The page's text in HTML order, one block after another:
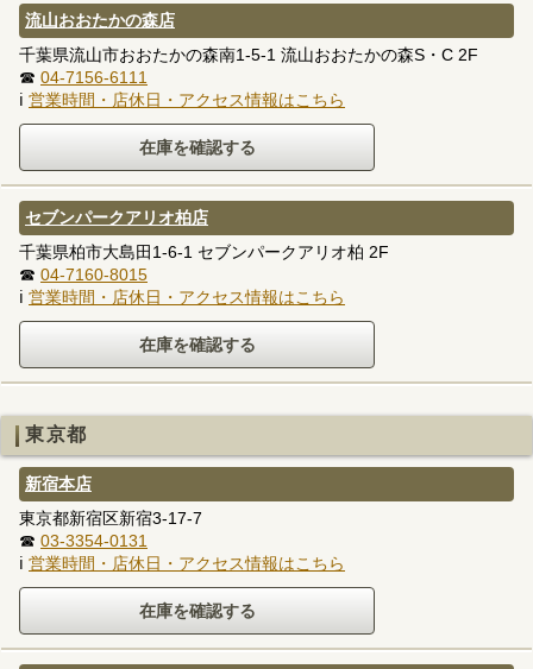
流山おおたかの森店
千葉県流山市おおたかの森南1-5-1 流山おおたかの森S・C 2F
☎ 04-7156-6111
ℹ 営業時間・店休日・アクセス情報はこちら
セブンパークアリオ柏店
千葉県柏市大島田1-6-1 セブンパークアリオ柏 2F
☎ 04-7160-8015
ℹ 営業時間・店休日・アクセス情報はこちら
東京都
新宿本店
東京都新宿区新宿3-17-7
☎ 03-3354-0131
ℹ 営業時間・店休日・アクセス情報はこちら